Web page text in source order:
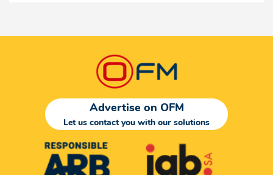
Advertise on OFM
Let us contact you with our solutions